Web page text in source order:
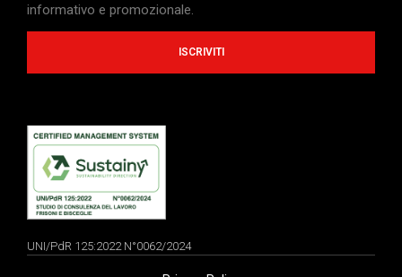
informativo e promozionale.
ISCRIVITI
UNI/PdR 125:2022 N°0062/2024